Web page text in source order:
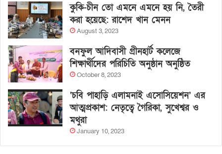
কুকি-চীন তো এমনে এমনে হয় নি, তৈরী
করা হয়েছে: রাশেদ খান মেনন
August 3, 2023
বনফুল আদিবাসী গ্রীনহার্ট কলেজে
শিক্ষার্থীদের পরিচিতি অনুষ্ঠান অনুষ্ঠিত
October 8, 2023
‘চবি পাহাড়ি এলামনাই এসোসিয়েশন’ এর
আত্মপ্রকাশ: নেতৃত্বে গৈরিকা, সুখেশ্বর ও
মথুরা
January 10, 2023